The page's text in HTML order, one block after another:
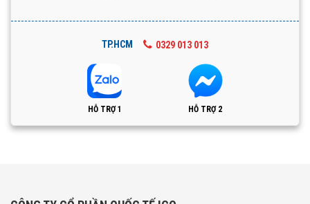
TP.HCM 0329 013 013
HỖ TRỢ 1 HỖ TRỢ 2